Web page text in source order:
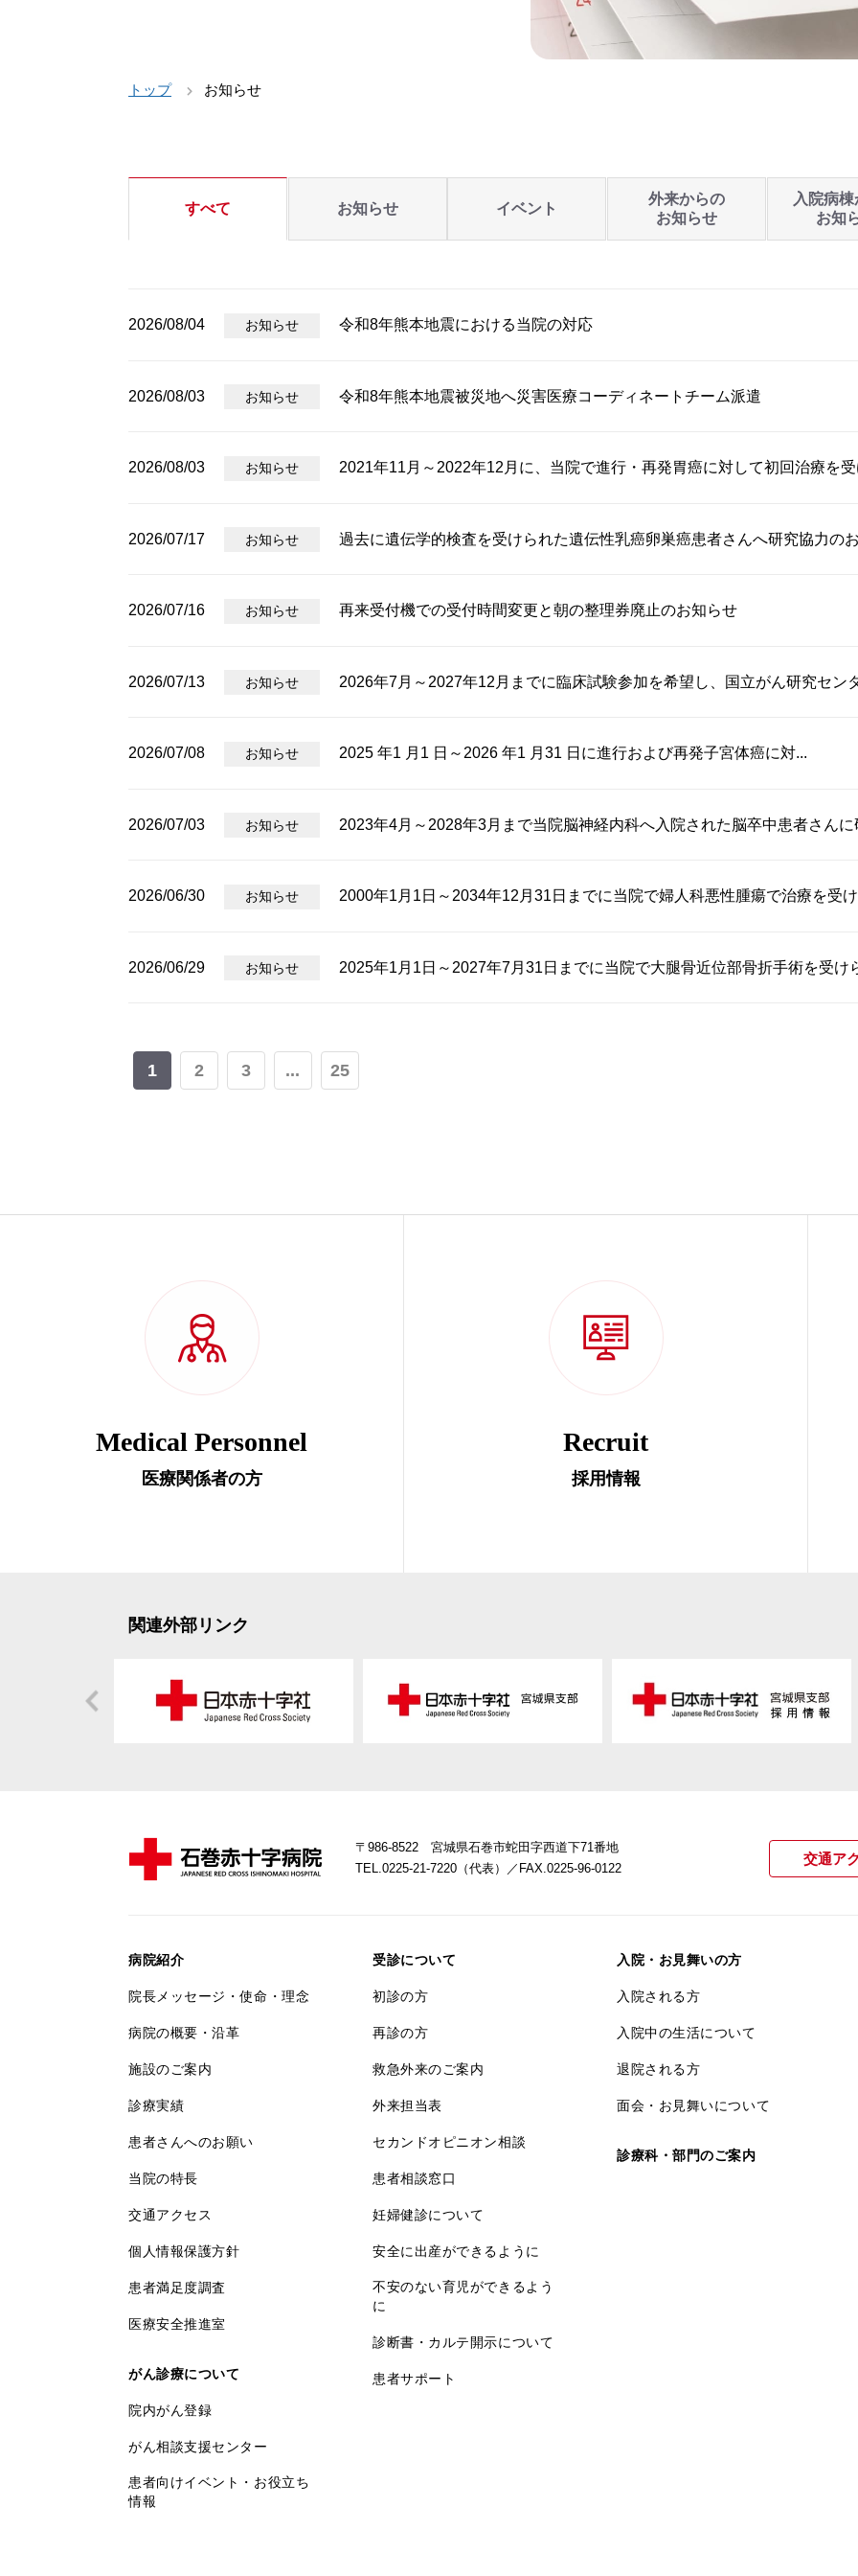
トップ お知らせ
すべて お知らせ イベント
外来からの
お知らせ
入院病
お知
2026/08/04 お知らせ 令和8年熊本地震における当院の対応
2026/08/03 お知らせ 令和8年熊本地震被災地へ災害医療コーディネートチーム派遣
2026/08/03 お知らせ 2021年11月～2022年12月に、当院で進行・再発胃癌に対して初回治療を受
2026/07/17 お知らせ 過去に遺伝学的検査を受けられた遺伝性乳癌卵巣癌患者さんへ研究協力の
2026/07/16 お知らせ 再来受付機での受付時間変更と朝の整理券廃止のお知らせ
2026/07/13 お知らせ 2026年7月～2027年12月までに臨床試験参加を希望し、国立がん研究セン
2026/07/08 お知らせ 2025 年1 月1 日～2026 年1 月31 日に進行および再発子宮体癌に対...
2026/07/03 お知らせ 2023年4月～2028年3月まで当院脳神経内科へ入院された脳卒中患者さんに
2026/06/30 お知らせ 2000年1月1日～2034年12月31日までに当院で婦人科悪性腫瘍で治療を受
2026/06/29 お知らせ 2025年1月1日～2027年7月31日までに当院で大腿骨近位部骨折手術を受け
1 2 3 ... 25
Medical Personnel
医療関係者の方
Recruit
採用情報
関連外部リンク
〒986-8522 宮城県石巻市蛇田字西道下71番地
TEL.0225-21-7220（代表）
／FAX.0225-96-0122
交通ア
病院紹介
院長メッセージ・使命・理念
病院の概要・沿革
施設のご案内
診療実績
患者さんへのお願い
当院の特長
交通アクセス
個人情報保護方針
患者満足度調査
医療安全推進室
がん診療について
院内がん登録
がん相談支援センター
患者向けイベント・お役立ち
情報
受診について
初診の方
再診の方
救急外来のご案内
外来担当表
セカンドオピニオン相談
患者相談窓口
妊婦健診について
安全に出産ができるように
不安のない育児ができるよう
に
診断書・カルテ開示について
患者サポート
入院・お見舞いの方
入院される方
入院中の生活について
退院される方
面会・お見舞いについて
診療科・部門のご案内